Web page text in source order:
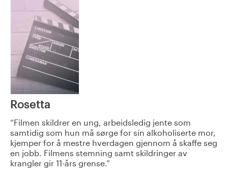
Rosetta
Filmen skildrer en ung, arbeidsledig jente som
samtidig som hun må sørge for sin alkoholiserte mor,
kjemper for å mestre hverdagen gjennom å skaffe seg
en jobb. Filmens stemning samt skildringer av
krangler gir 11-års grense.